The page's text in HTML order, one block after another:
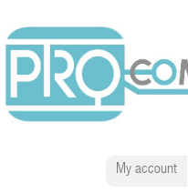
My account